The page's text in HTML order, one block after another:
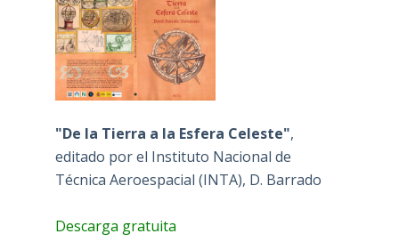
"De la Tierra a la Esfera Celeste",
editado por el Instituto Nacional de
Técnica Aeroespacial (INTA), D. Barrado
Descarga gratuita